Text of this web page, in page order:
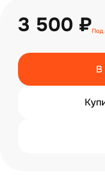
3 500 ₽Под
В